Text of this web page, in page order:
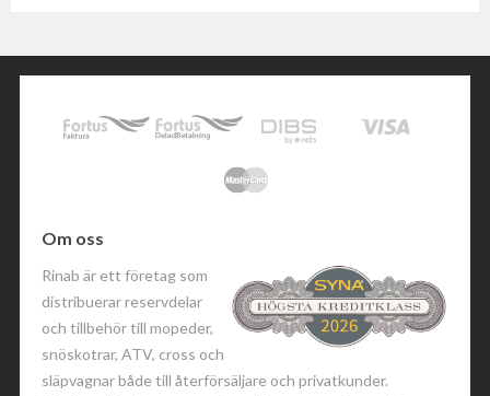
Om oss
Rinab är ett företag som
distribuerar reservdelar
och tillbehör till mopeder,
snöskotrar, ATV, cross och
släpvagnar både till återförsäljare och privatkunder.